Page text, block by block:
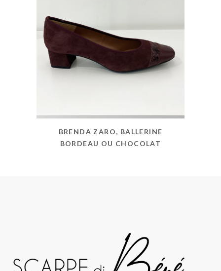
BRENDA ZARO, BALLERINE
BORDEAU OU CHOCOLAT